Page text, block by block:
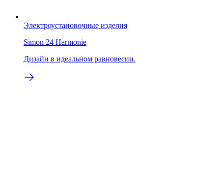
Электроустановочные изделия
Simon 24 Harmonie
Дизайн в идеальном равновесии.